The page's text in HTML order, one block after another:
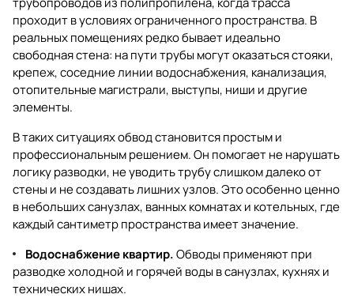
проходит в условиях ограниченного пространства. В
реальных помещениях редко бывает идеально
свободная стена: на пути трубы могут оказаться стояки,
крепеж, соседние линии водоснабжения, канализация,
отопительные магистрали, выступы, ниши и другие
элементы.
В таких ситуациях обвод становится простым и
профессиональным решением. Он помогает не нарушать
логику разводки, не уводить трубу слишком далеко от
стены и не создавать лишних узлов. Это особенно ценно
в небольших санузлах, ванных комнатах и котельных, где
каждый сантиметр пространства имеет значение.
Водоснабжение квартир.Обводы применяют при
разводке холодной и горячей воды в санузлах, кухнях и
технических нишах.